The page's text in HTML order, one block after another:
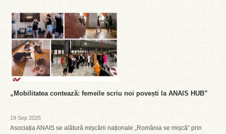
„Mobilitatea contează: femeile scriu noi povești la ANAIS HUB”
19 Sep 2025
Asociația ANAIS se alătură mișcării naționale „România se mișcă” prin